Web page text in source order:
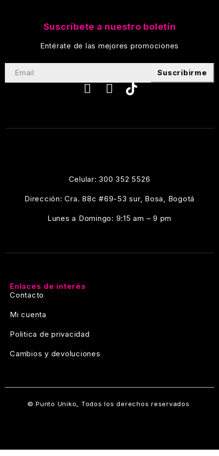
Celular: 300 352 5526
Dirección: Cra. 88c #69-53 sur, Bosa, Bogotá
Lunes a Domingo: 9:15 am – 9 pm
Enlaces de interés
Contacto
Mi cuenta
Politica de privacidad
Cambios y devoluciones
Suscríbete a nuestro boletín
Entérate de las mejores promociones
Suscribirme
© Punto Uniko, Todos los derechos reservados